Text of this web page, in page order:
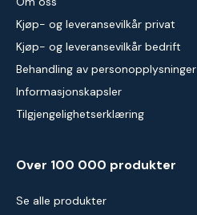
Kjøp- og leveransevilkår privat
Kjøp- og leveransevilkår bedrift
Behandling av personopplysninger
Informasjonskapsler
Tilgjengelighetserklæring
Over 100 000 produkter
Se alle produkter